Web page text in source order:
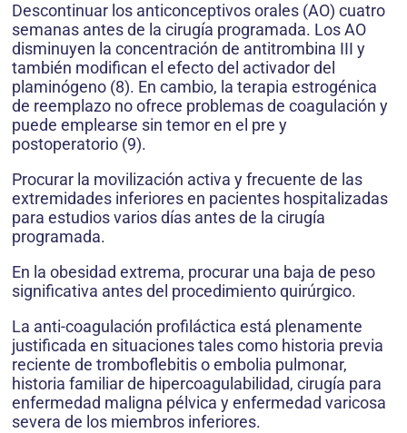
Descontinuar los anticonceptivos orales (AO) cuatro
semanas antes de la cirugía programada. Los AO
disminuyen la concentración de antitrombina III y
también modifican el efecto del activador del
plaminógeno (8). En cambio, la terapia estrogénica
de reemplazo no ofrece problemas de coagulación y
puede emplearse sin temor en el pre y
postoperatorio (9).
Procurar la movilización activa y frecuente de las
extremidades inferiores en pacientes hospitalizadas
para estudios varios días antes de la cirugía
programada.
En la obesidad extrema, procurar una baja de peso
significativa antes del procedimiento quirúrgico.
La anti-coagulación profiláctica está plenamente
justificada en situaciones tales como historia previa
reciente de tromboflebitis o embolia pulmonar,
historia familiar de hipercoagulabilidad, cirugía para
enfermedad maligna pélvica y enfermedad varicosa
severa de los miembros inferiores.